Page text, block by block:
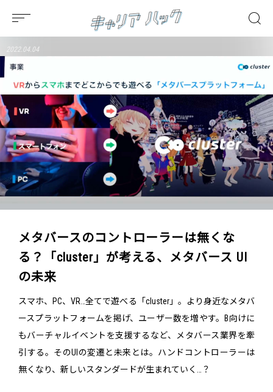
2022.04.04
メタバースのコントローラーは無くな
る？「cluster」が考える、メタバース UI
の未来
スマホ、PC、VR…全てで遊べる「cluster」。より身近なメタバ
ースプラットフォームを掲げ、ユーザー数を増やす。B向けに
もバーチャルイベントを支援するなど、メタバース業界を牽
引する。そのUIの変遷と未来とは。ハンドコントローラーは
無くなり、新しいスタンダードが生まれていく…？